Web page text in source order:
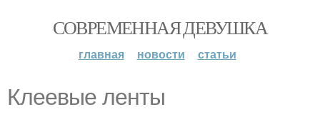
СОВРЕМЕННАЯ ДЕВУШКА
главная новости статьи
Клеевые ленты